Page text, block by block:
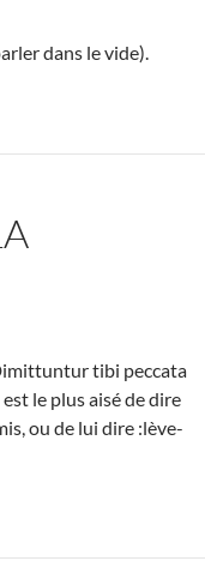
dans le vide).
tibi peccata
le plus aisé de dire
ou de lui dire :lève-